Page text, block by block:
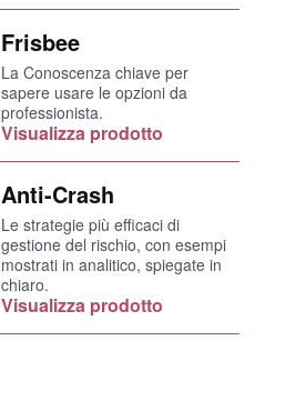
Frisbee
La Conoscenza chiave per
sapere usare le opzioni da
professionista.
Visualizza prodotto
Anti-Crash
Le strategie più efficaci di
gestione del rischio, con esempi
mostrati in analitico, spiegate in
chiaro.
Visualizza prodotto